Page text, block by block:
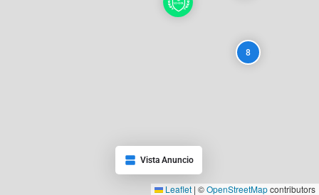
8
Leaflet | ©OpenStreetMapcontributors
Vista Anuncio